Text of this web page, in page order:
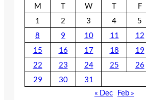
M
T W T F
1
2 3 4 5
8
9 10 11 12
15
16 17 18 19
22
23 24 25 26
29
30
31
« Dec Feb »